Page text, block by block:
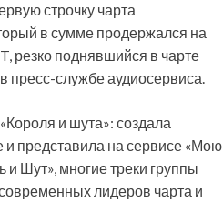
строчку чарта
в сумме продержался на
резко поднявшийся в чарте
пресс-службе аудиосервиса.
и шута»: создала
представила на сервисе «Мою
и Шут», многие треки группы
лидеров чарта и